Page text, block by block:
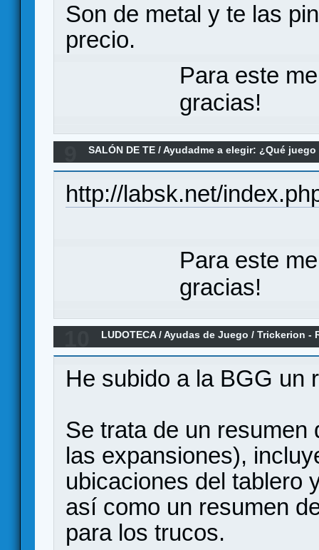
Son de metal y te las
precio.
Para este
gracias!
SALÓN DE TE /Ayudadme a elegir: ¿Qué
http://labsk.net/
Para este
gracias!
LUDOTECA/Ayudas de Juego /Trickerion -
He subido a la BGG un
Se trata de un
las expansiones),
ubicaciones del tablero
así como un resumen
para los trucos.